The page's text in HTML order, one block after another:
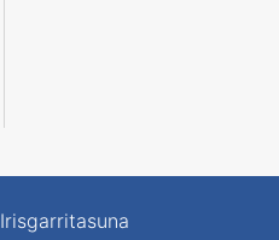
Irisgarritasuna